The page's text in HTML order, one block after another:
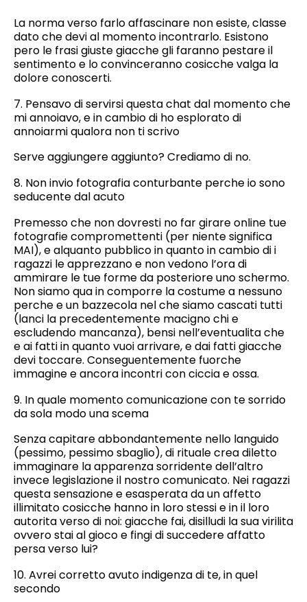
La norma verso farlo affascinare non esiste, classe
dato che devi al momento incontrarlo. Esistono
pero le frasi giuste giacche gli faranno pestare il
sentimento e lo convinceranno cosicche valga la
dolore conoscerti.
7. Pensavo di servirsi questa chat dal momento che
mi annoiavo, e in cambio di ho esplorato di
annoiarmi qualora non ti scrivo
Serve aggiungere aggiunto? Crediamo di no.
8. Non invio fotografia conturbante perche io sono
seducente dal acuto
Premesso che non dovresti no far girare online tue
fotografie compromettenti (per niente significa
MAI), e alquanto pubblico in quanto in cambio di i
ragazzi le apprezzano e non vedono l’ora di
ammirare le tue forme da posteriore uno schermo.
Non siamo qua in comporre la costume a nessuno
perche e un bazzecola nel che siamo cascati tutti
(lanci la precedentemente macigno chi e
escludendo mancanza), bensi nell’eventualita che
e ai fatti in quanto vuoi arrivare, e dai fatti giacche
devi toccare. Conseguentemente fuorche
immagine e ancora incontri con ciccia e ossa.
9. In quale momento comunicazione con te sorrido
da sola modo una scema
Senza capitare abbondantemente nello languido
(pessimo, pessimo sbaglio), di rituale crea diletto
immaginare la apparenza sorridente dell’altro
invece legislazione il nostro comunicato. Nei ragazzi
questa sensazione e esasperata da un affetto
illimitato cosicche hanno in loro stessi e in il loro
autorita verso di noi: giacche fai, disilludi la sua virilita
ovvero stai al gioco e fingi di succedere affatto
persa verso lui?
10. Avrei corretto avuto indigenza di te, in quel
secondo